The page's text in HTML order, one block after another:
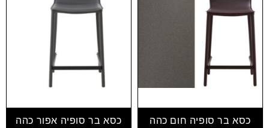
כסא בר סופיה חום כהה כסא בר סופיה אפור כהה